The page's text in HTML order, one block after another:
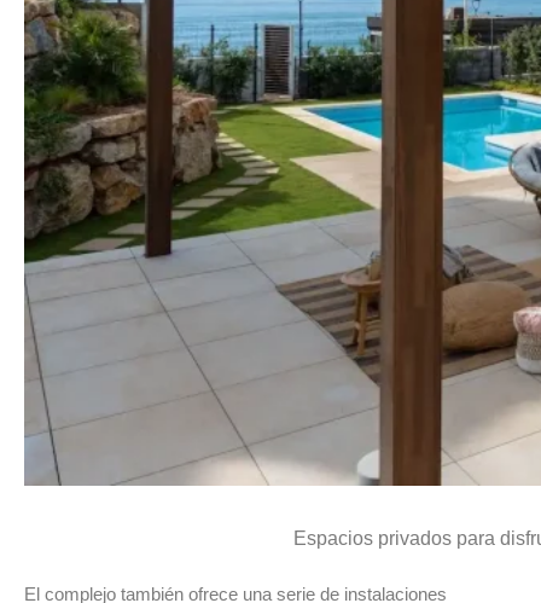
Espacios privados para
El complejo también ofrece una serie de instalaciones